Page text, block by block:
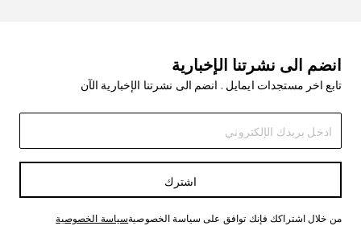
انضم الى نشرتنا الإخبارية
تابع اخر مستجدات ايمايل . انضم الى نشرتنا الإخبارية الآن
اشترك
من خلال اشتراكك فإنك توافق على سياسة الخصوصيةسياسة الخصوصية